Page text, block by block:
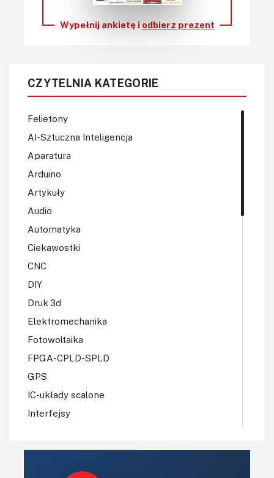
Wypełnij ankietę i odbierz prezent
CZYTELNIA KATEGORIE
Felietony
AI-Sztuczna Inteligencja
Aparatura
Arduino
Artykuły
Audio
Automatyka
Ciekawostki
CNC
DIY
Druk 3d
Elektromechanika
Fotowoltaika
FPGA-CPLD-SPLD
GPS
IC-układy scalone
Interfejsy
Konkursy